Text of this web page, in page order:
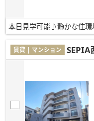
本日見学可能♪静かな住環
賃貸 | マンション SEPIA